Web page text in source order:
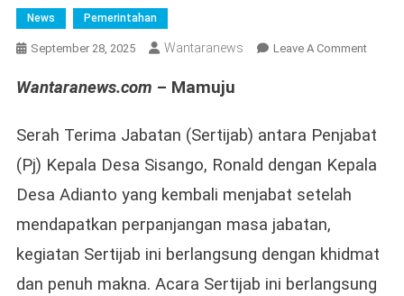
News Pemerintahan
September 28, 2025 Wantaranews Leave A CommentOn
Desa
Wantaranews.com – Mamuju
Serah Terima Jabatan (Sertijab) antara Penjabat
(Pj) Kepala Desa Sisango, Ronald dengan Kepala
Desa Adianto yang kembali menjabat setelah
mendapatkan perpanjangan masa jabatan,
kegiatan Sertijab ini berlangsung dengan khidmat
dan penuh makna. Acara Sertijab ini berlangsung